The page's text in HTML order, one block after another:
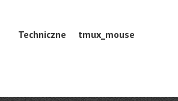
Menu
SkipTechniczne tmux_mouse